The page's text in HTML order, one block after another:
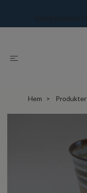
Hem Produkter